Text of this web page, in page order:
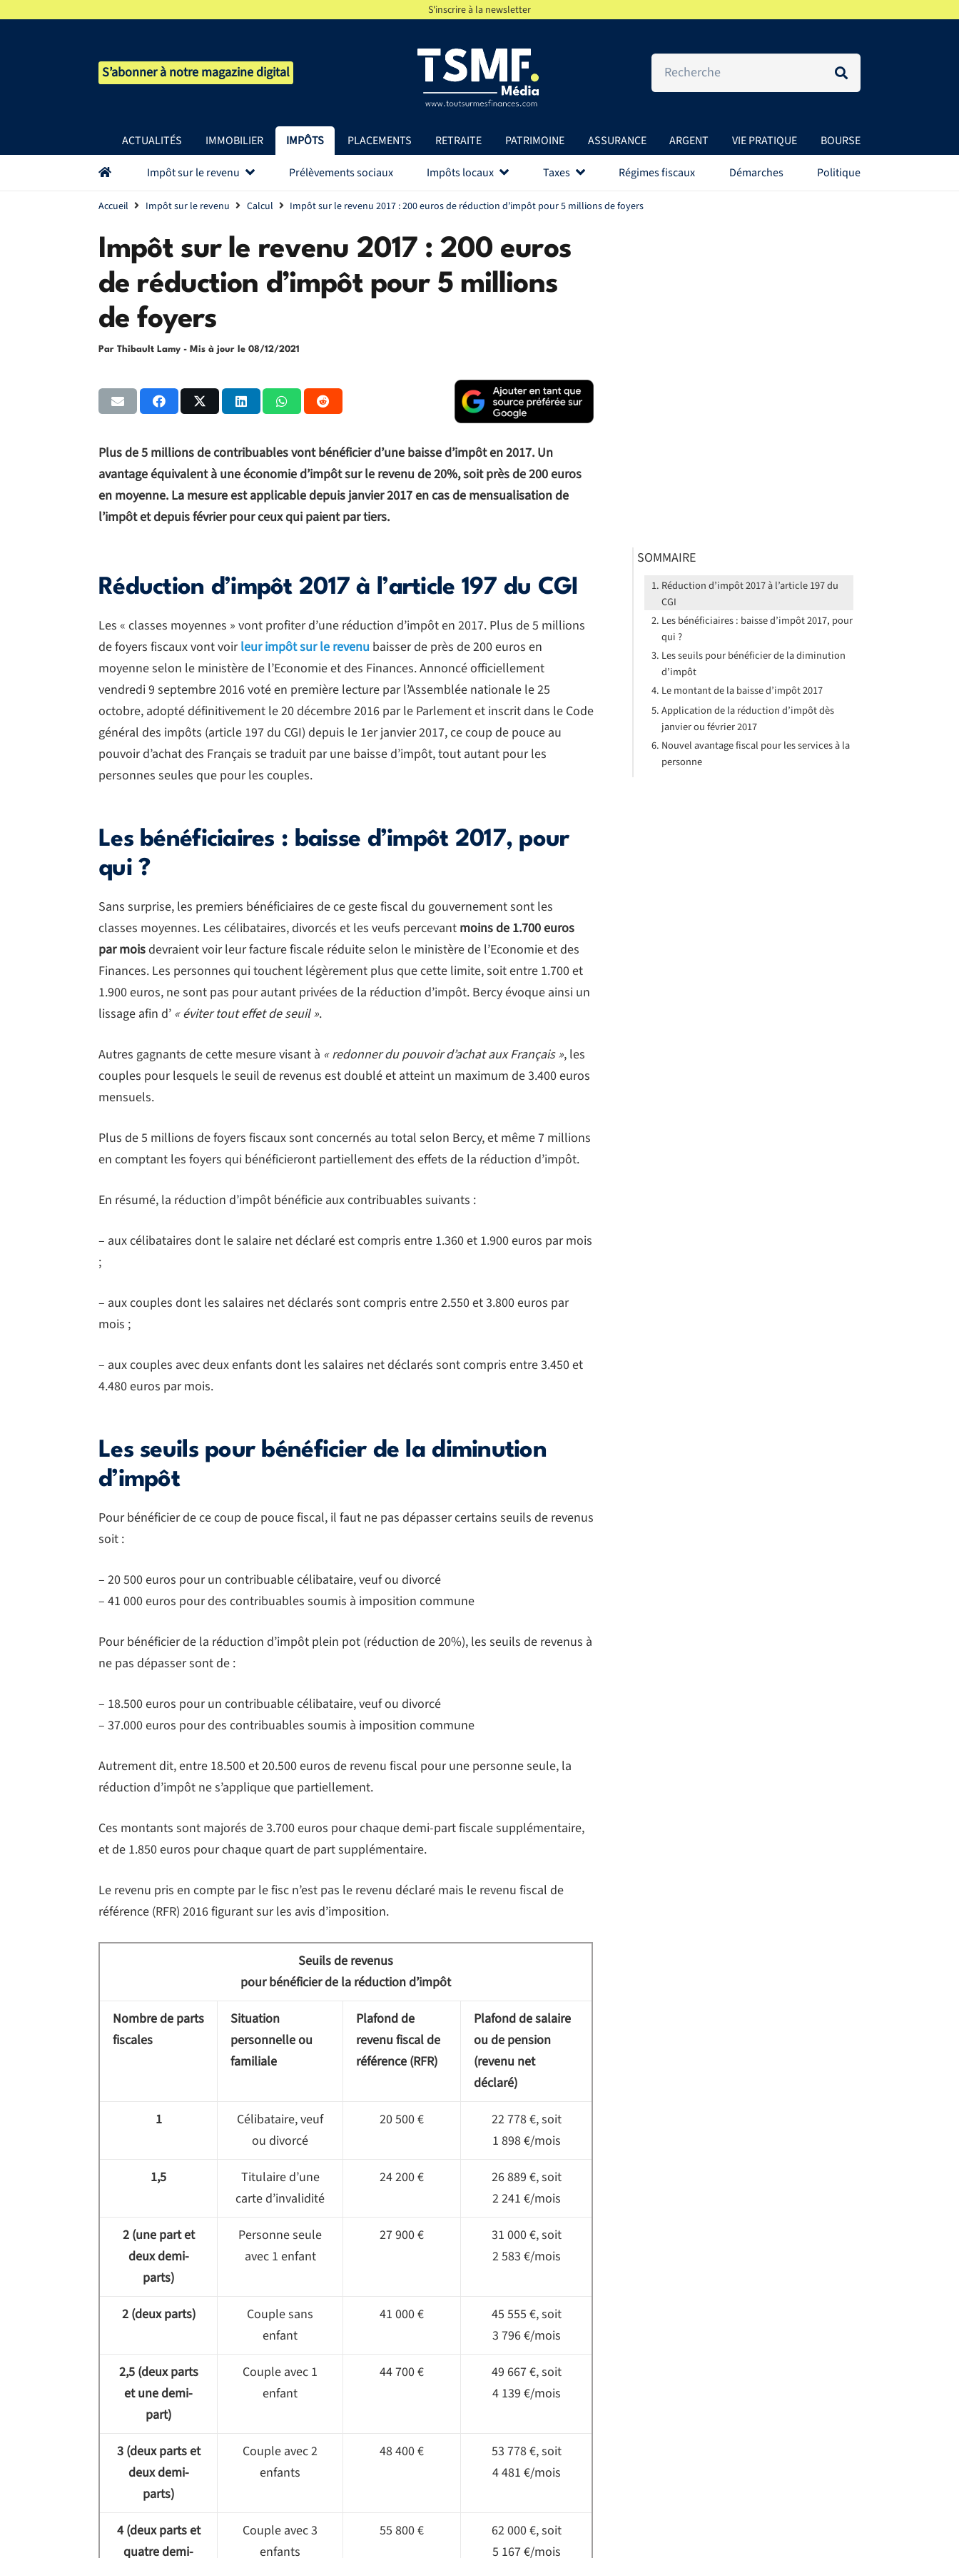
S'inscrire à la newsletter
S’abonner à notre magazine digital
ACTUALITÉS IMMOBILIER IMPÔTS PLACEMENTS RETRAITE PATRIMOINE ASSURANCE ARGENT VIE PRATIQUE BOURSE
Impôt sur le revenu Prélèvements sociaux Impôts locaux Taxes Régimes fiscaux Démarches Politique
Accueil Impôt sur le revenu Calcul Impôt sur le revenu 2017 : 200 euros de réduction d’impôt pour 5 millions de foyers
Impôt sur le revenu 2017 : 200 euros
de réduction d’impôt pour 5 millions
de foyers
Par Thibault Lamy - Mis à jour le 08/12/2021
Plus de 5 millions de contribuables vont bénéficier d’une baisse d’impôt en 2017. Un
avantage équivalent à une économie d’impôt sur le revenu de 20%, soit près de 200 euros
en moyenne. La mesure est applicable depuis janvier 2017 en cas de mensualisation de
l’impôt et depuis février pour ceux qui paient par tiers.
Réduction d’impôt 2017 à l’article 197 du CGI
Les « classes moyennes » vont profiter d’une réduction d’impôt en 2017. Plus de 5 millions
de foyers fiscaux vont voirleur impôt sur le revenu baisser de près de 200 euros en
moyenne selon le ministère de l’Economie et des Finances. Annoncé officiellement
vendredi 9 septembre 2016 voté en première lecture par l’Assemblée nationale le 25
octobre, adopté définitivement le 20 décembre 2016 par le Parlement et inscrit dans le Code
général des impôts (article 197 du CGI) depuis le 1er janvier 2017, ce coup de pouce au
pouvoir d’achat des Français se traduit par une baisse d’impôt, tout autant pour les
personnes seules que pour les couples.
Les bénéficiaires : baisse d’impôt 2017, pour
qui ?
Sans surprise, les premiers bénéficiaires de ce geste fiscal du gouvernement sont les
classes moyennes. Les célibataires, divorcés et les veufs percevant moins de 1.700 euros
par moisdevraient voir leur facture fiscale réduite selon le ministère de l’Economie et des
Finances. Les personnes qui touchent légèrement plus que cette limite, soit entre 1.700 et
1.900 euros, ne sont pas pour autant privées de la réduction d’impôt. Bercy évoque ainsi un
lissage afin d’ « éviter tout effet de seuil ».
Autres gagnants de cette mesure visant à « redonner du pouvoir d’achat aux Français », les
couples pour lesquels le seuil de revenus est doublé et atteint un maximum de 3.400 euros
mensuels.
Plus de 5 millions de foyers fiscaux sont concernés au total selon Bercy, et même 7 millions
en comptant les foyers qui bénéficieront partiellement des effets de la réduction d’impôt.
En résumé, la réduction d’impôt bénéficie aux contribuables suivants :
– aux célibataires dont le salaire net déclaré est compris entre 1.360 et 1.900 euros par mois
;
– aux couples dont les salaires net déclarés sont compris entre 2.550 et 3.800 euros par
mois ;
– aux couples avec deux enfants dont les salaires net déclarés sont compris entre 3.450 et
4.480 euros par mois.
Les seuils pour bénéficier de la diminution
d’impôt
Pour bénéficier de ce coup de pouce fiscal, il faut ne pas dépasser certains seuils de revenus
soit :
– 20 500 euros pour un contribuable célibataire, veuf ou divorcé
– 41 000 euros pour des contribuables soumis à imposition commune
Pour bénéficier de la réduction d’impôt plein pot (réduction de 20%), les seuils de revenus à
ne pas dépasser sont de :
– 18.500 euros pour un contribuable célibataire, veuf ou divorcé
– 37.000 euros pour des contribuables soumis à imposition commune
Autrement dit, entre 18.500 et 20.500 euros de revenu fiscal pour une personne seule, la
réduction d’impôt ne s’applique que partiellement.
Ces montants sont majorés de 3.700 euros pour chaque demi-part fiscale supplémentaire,
et de 1.850 euros pour chaque quart de part supplémentaire.
Le revenu pris en compte par le fisc n’est pas le revenu déclaré mais le revenu fiscal de
référence (RFR) 2016 figurant sur les avis d’imposition.
Seuils de revenus
pour bénéficier de la réduction d’impôt
Nombre de parts
fiscales
Situation
personnelle ou
familiale
Plafond de
revenu fiscal de
référence (RFR)
Plafond de salaire
ou de pension
(revenu net
déclaré)
1
Célibataire, veuf
ou divorcé
20 500 €
22 778 €, soit
1 898 €/mois
1,5
Titulaire d’une
carte d’invalidité
24 200 €
26 889 €, soit
2 241 €/mois
2 (une part et
deux demi-
parts)
Personne seule
avec 1 enfant
27 900 €
31 000 €, soit
2 583 €/mois
2 (deux parts)
Couple sans
enfant
41 000 €
45 555 €, soit
3 796 €/mois
2,5 (deux parts
et une demi-
part)
Couple avec 1
enfant
44 700 €
49 667 €, soit
4 139 €/mois
3 (deux parts et
deux demi-
parts)
Couple avec 2
enfants
48 400 €
53 778 €, soit
4 481 €/mois
4 (deux parts et
quatre demi-
Couple avec 3
enfants
55 800 €
62 000 €, soit
5 167 €/mois
SOMMAIRE
Réduction d’impôt 2017 à l’article 197 du
CGI
Les bénéficiaires : baisse d’impôt 2017, pour
qui ?
Les seuils pour bénéficier de la diminution
d’impôt
Le montant de la baisse d’impôt 2017
Application de la réduction d’impôt dès
janvier ou février 2017
Nouvel avantage fiscal pour les services à la
personne